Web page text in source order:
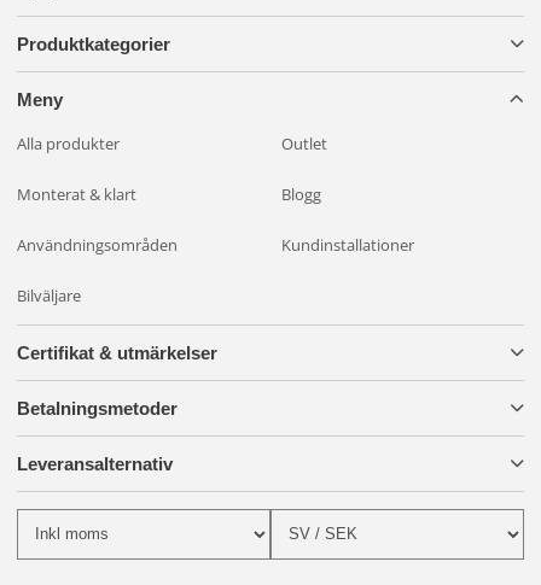
Produktkategorier
Meny
Alla produkter Outlet
Monterat & klart Blogg
Användningsområden Kundinstallationer
Bilväljare
Certifikat & utmärkelser
Betalningsmetoder
Leveransalternativ